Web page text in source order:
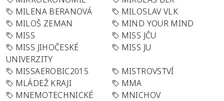
MILENA BERANOVÁ
MILOSLAV VLK
MILOŠ ZEMAN
MIND YOUR MIND
MISS
MISS JČU
MISS JIHOČESKÉ
UNIVERZITY
MISS JU
MISSAEROBIC2015
MISTROVSTVÍ
MLÁDEŽ KRAJI
MMA
MNEMOTECHNICKÉ
MNICHOV